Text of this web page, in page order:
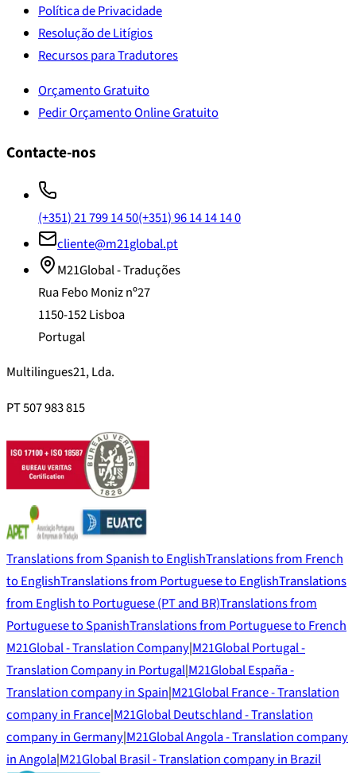
Política de Privacidade
Resolução de Litígios
Recursos para Tradutores
Orçamento Gratuito
Pedir Orçamento Online Gratuito
Contacte-nos
(+351) 21 799 14 50(+351) 96 14 14 14 0
cliente@m21global.pt
M21Global - Traduções
Rua Febo Moniz nº27
1150-152 Lisboa
Portugal
Multilingues21, Lda.
PT 507 983 815
Translations from Spanish to EnglishTranslations from French
to EnglishTranslations from Portuguese to EnglishTranslations
from English to Portuguese (PT and BR)Translations from
Portuguese to SpanishTranslations from Portuguese to French
M21Global - Translation Company|M21Global Portugal -
Translation Company in Portugal|M21Global España -
Translation company in Spain|M21Global France - Translation
company in France|M21Global Deutschland - Translation
company in Germany|M21Global Angola - Translation company
in Angola|M21Global Brasil - Translation company in Brazil